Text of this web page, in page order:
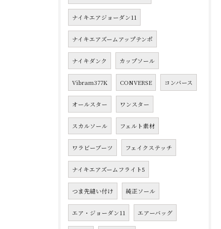
ナイキエアジョーダン11
ナイキエアズームアップテンポ
ナイキダンク カップソール
Vibram377K CONVERSE コンバース
オールスター ワンスター
スカルソール フェルト素材
ワラビーブーツ フェイクステッチ
ナイキエアズームフライト5
つま先縫い付け 純正ソール
エア・ジョーダン11 エアーバッグ